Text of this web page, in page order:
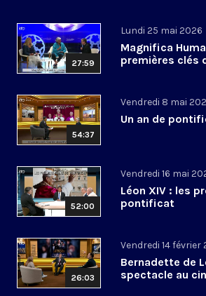
27:59
Lundi 25 mai 2026
Magnifica
premières clés
54:37
Vendredi 8 mai
Un an de
52:00
Vendredi 16 mai
Léon XIV : les
pontificat
26:03
Vendredi 14 février
Bernadette de
spectacle au